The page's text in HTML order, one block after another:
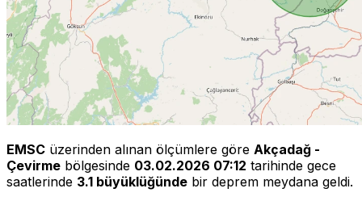
EMSC üzerinden alınan ölçümlere göre Akçadağ -
Çevirme bölgesinde 03.02.2026 07:12 tarihinde gece
saatlerinde 3.1 büyüklüğünde bir deprem meydana geldi.